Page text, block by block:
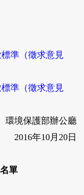
標準（徵求意見
標準（徵求意見
境保護部辦公廳
2016年10月20日
單